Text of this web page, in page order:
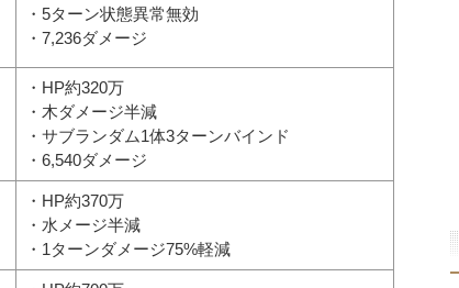
・5ターン状態異常無効
・7,236ダメージ
・HP約320万
・木ダメージ半減
・サブランダム1体3ターンバインド
・6,540ダメージ
・HP約370万
・水メージ半減
・1ターンダメージ75%軽減